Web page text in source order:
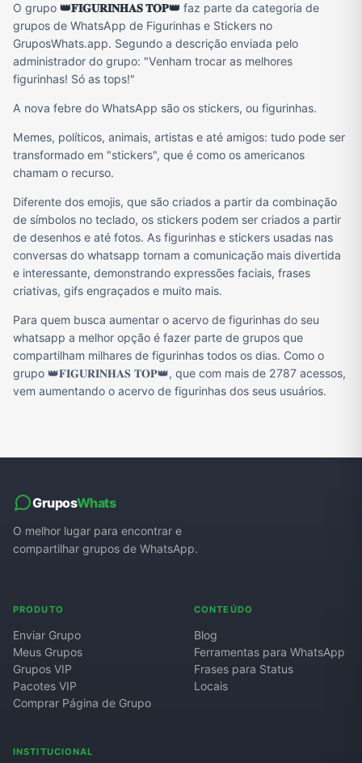
O grupo 👑𝐅𝐈𝐆𝐔𝐑𝐈𝐍𝐇𝐀𝐒 𝐓𝐎𝐏👑 faz parte da categoria de
grupos de WhatsApp de Figurinhas e Stickers no
GruposWhats.app. Segundo a descrição enviada pelo
administrador do grupo: "Venham trocar as melhores
figurinhas! Só as tops!"
A nova febre do WhatsApp são os stickers, ou figurinhas.
Memes, políticos, animais, artistas e até amigos: tudo pode ser
transformado em "stickers", que é como os americanos
chamam o recurso.
Diferente dos emojis, que são criados a partir da combinação
de símbolos no teclado, os stickers podem ser criados a partir
de desenhos e até fotos. As figurinhas e stickers usadas nas
conversas do whatsapp tornam a comunicação mais divertida
e interessante, demonstrando expressões faciais, frases
criativas, gifs engraçados e muito mais.
Para quem busca aumentar o acervo de figurinhas do seu
whatsapp a melhor opção é fazer parte de grupos que
compartilham milhares de figurinhas todos os dias. Como o
grupo 👑𝐅𝐈𝐆𝐔𝐑𝐈𝐍𝐇𝐀𝐒 𝐓𝐎𝐏👑, que com mais de 2787 acessos,
vem aumentando o acervo de figurinhas dos seus usuários.
GruposWhats
O melhor lugar para encontrar e
compartilhar grupos de WhatsApp.
PRODUTO
Enviar Grupo
Meus Grupos
Grupos VIP
Pacotes VIP
Comprar Página de Grupo
CONTEÚDO
Blog
Ferramentas para WhatsApp
Frases para Status
Locais
INSTITUCIONAL